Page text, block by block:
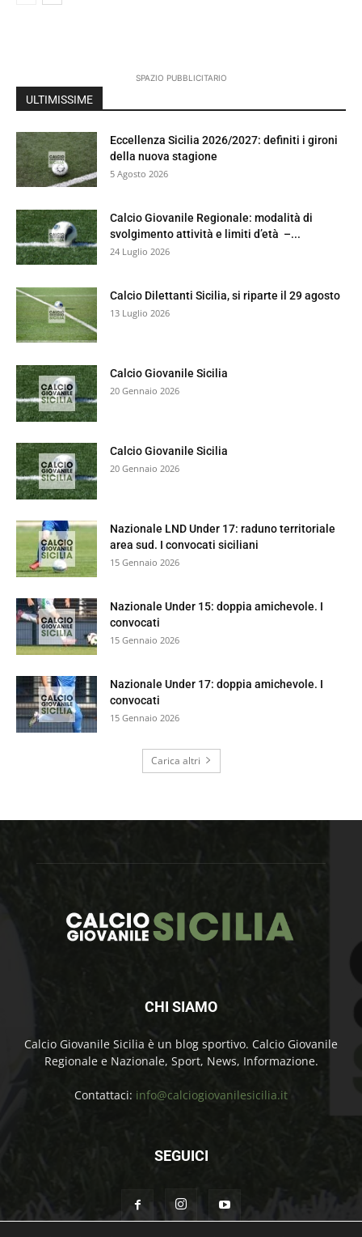
SPAZIO PUBBLICITARIO
ULTIMISSIME
Eccellenza Sicilia 2026/2027: definiti i gironi
della nuova stagione
5 Agosto 2026
Calcio Giovanile Regionale: modalità di
svolgimento attività e limiti d’età –...
24 Luglio 2026
Calcio Dilettanti Sicilia, si riparte il 29 agosto
13 Luglio 2026
Calcio Giovanile Sicilia
20 Gennaio 2026
Calcio Giovanile Sicilia
20 Gennaio 2026
Nazionale LND Under 17: raduno territoriale
area sud. I convocati siciliani
15 Gennaio 2026
Nazionale Under 15: doppia amichevole. I
convocati
15 Gennaio 2026
Nazionale Under 17: doppia amichevole. I
convocati
15 Gennaio 2026
Carica altri
CHI SIAMO
Calcio Giovanile Sicilia è un blog sportivo. Calcio Giovanile
Regionale e Nazionale, Sport, News, Informazione.
Contattaci: info@calciogiovanilesicilia.it
SEGUICI